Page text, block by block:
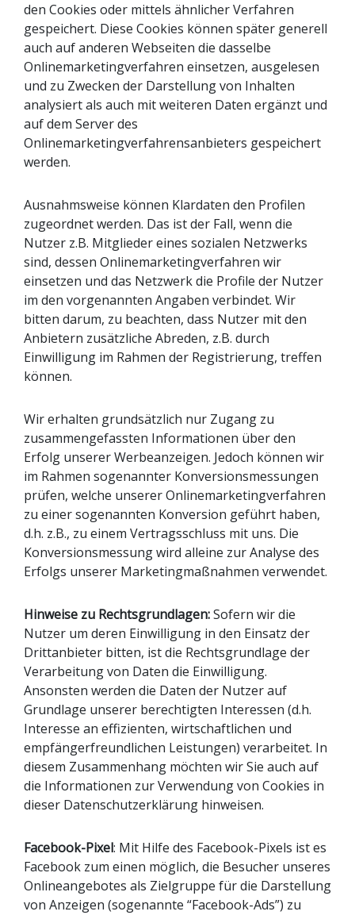
den Cookies oder mittels ähnlicher Verfahren
gespeichert. Diese Cookies können später generell
auch auf anderen Webseiten die dasselbe
Onlinemarketingverfahren einsetzen, ausgelesen
und zu Zwecken der Darstellung von Inhalten
analysiert als auch mit weiteren Daten ergänzt und
auf dem Server des
Onlinemarketingverfahrensanbieters gespeichert
werden.
Ausnahmsweise können Klardaten den Profilen
zugeordnet werden. Das ist der Fall, wenn die
Nutzer z.B. Mitglieder eines sozialen Netzwerks
sind, dessen Onlinemarketingverfahren wir
einsetzen und das Netzwerk die Profile der Nutzer
im den vorgenannten Angaben verbindet. Wir
bitten darum, zu beachten, dass Nutzer mit den
Anbietern zusätzliche Abreden, z.B. durch
Einwilligung im Rahmen der Registrierung, treffen
können.
Wir erhalten grundsätzlich nur Zugang zu
zusammengefassten Informationen über den
Erfolg unserer Werbeanzeigen. Jedoch können wir
im Rahmen sogenannter Konversionsmessungen
prüfen, welche unserer Onlinemarketingverfahren
zu einer sogenannten Konversion geführt haben,
d.h. z.B., zu einem Vertragsschluss mit uns. Die
Konversionsmessung wird alleine zur Analyse des
Erfolgs unserer Marketingmaßnahmen verwendet.
Hinweise zu Rechtsgrundlagen:Sofern wir die
Nutzer um deren Einwilligung in den Einsatz der
Drittanbieter bitten, ist die Rechtsgrundlage der
Verarbeitung von Daten die Einwilligung.
Ansonsten werden die Daten der Nutzer auf
Grundlage unserer berechtigten Interessen (d.h.
Interesse an effizienten, wirtschaftlichen und
empfängerfreundlichen Leistungen) verarbeitet. In
diesem Zusammenhang möchten wir Sie auch auf
die Informationen zur Verwendung von Cookies in
dieser Datenschutzerklärung hinweisen.
Facebook-Pixel: Mit Hilfe des Facebook-Pixels ist es
Facebook zum einen möglich, die Besucher unseres
Onlineangebotes als Zielgruppe für die Darstellung
von Anzeigen (sogenannte “Facebook-Ads”) zu